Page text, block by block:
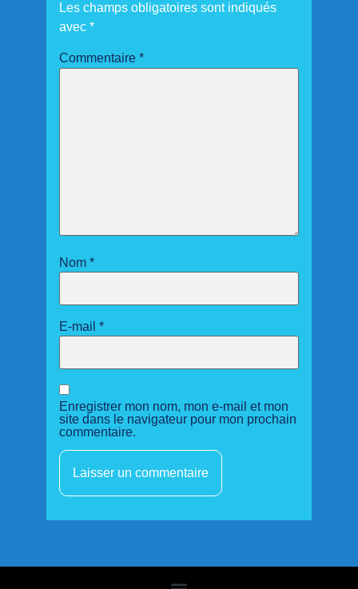
Les champs obligatoires sont indiqués
avec *
Commentaire *
Nom *
E-mail *
Enregistrer mon nom, mon e-mail et mon
site dans le navigateur pour mon prochain
commentaire.